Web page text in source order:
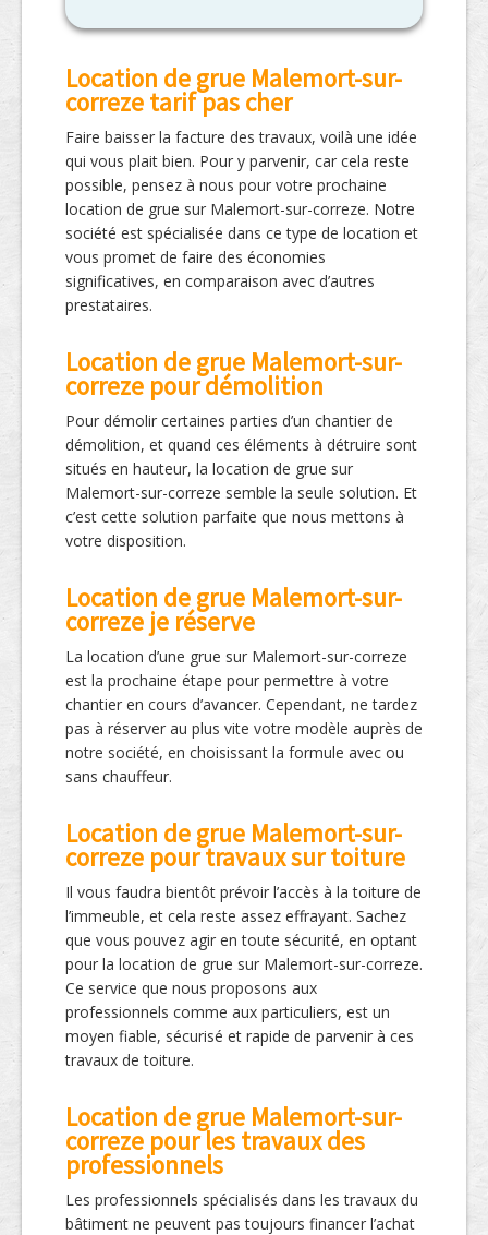
Location de grue Malemort-sur-
correze tarif pas cher
Faire baisser la facture des travaux, voilà une idée
qui vous plait bien. Pour y parvenir, car cela reste
possible, pensez à nous pour votre prochaine
location de grue sur Malemort-sur-correze. Notre
société est spécialisée dans ce type de location et
vous promet de faire des économies
significatives, en comparaison avec d’autres
prestataires.
Location de grue Malemort-sur-
correze pour démolition
Pour démolir certaines parties d’un chantier de
démolition, et quand ces éléments à détruire sont
situés en hauteur, la location de grue sur
Malemort-sur-correze semble la seule solution. Et
c’est cette solution parfaite que nous mettons à
votre disposition.
Location de grue Malemort-sur-
correze je réserve
La location d’une grue sur Malemort-sur-correze
est la prochaine étape pour permettre à votre
chantier en cours d’avancer. Cependant, ne tardez
pas à réserver au plus vite votre modèle auprès de
notre société, en choisissant la formule avec ou
sans chauffeur.
Location de grue Malemort-sur-
correze pour travaux sur toiture
Il vous faudra bientôt prévoir l’accès à la toiture de
l’immeuble, et cela reste assez effrayant. Sachez
que vous pouvez agir en toute sécurité, en optant
pour la location de grue sur Malemort-sur-correze.
Ce service que nous proposons aux
professionnels comme aux particuliers, est un
moyen fiable, sécurisé et rapide de parvenir à ces
travaux de toiture.
Location de grue Malemort-sur-
correze pour les travaux des
professionnels
Les professionnels spécialisés dans les travaux du
bâtiment ne peuvent pas toujours financer l’achat